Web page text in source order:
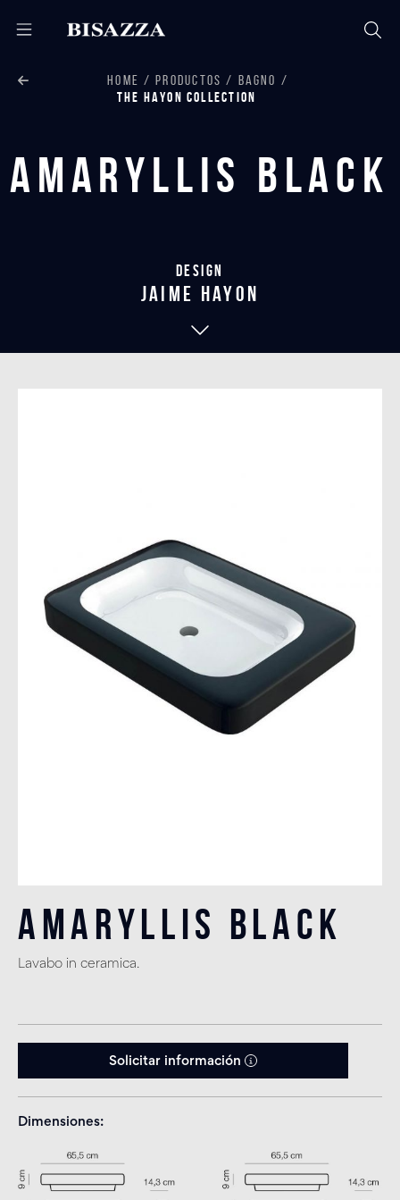
HOME PRODUCTOS
BAGNO
THE HAYON COLLECTION
Amaryllis Black
Design
jaime hayon
Amaryllis Black
Lavabo in ceramica.
Solicitar información
Dimensiones